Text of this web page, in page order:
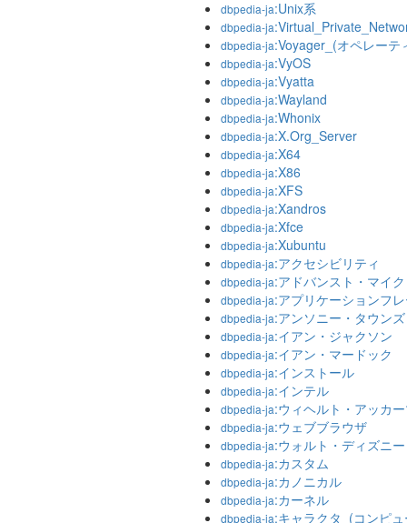
dbpedia-ja:Unix系
dbpedia-ja
dbpedia-ja:Voyager_(オペレーテ
dbpedia-ja:VyOS
dbpedia-ja:Vyatta
dbpedia-ja:Wayland
dbpedia-ja:Whonix
dbpedia-ja:X.Org_Server
dbpedia-ja:X64
dbpedia-ja:X86
dbpedia-ja:XFS
dbpedia-ja:Xandros
dbpedia-ja:Xfce
dbpedia-ja:Xubuntu
dbpedia-ja:アクセシビリティ
dbpedia-ja:アドバンスト・マイ
dbpedia-ja:アプリケーションフ
dbpedia-ja:アンソニー・タウンズ
dbpedia-ja:イアン・ジャクソン
dbpedia-ja:イアン・マードック
dbpedia-ja:インストール
dbpedia-ja:インテル
dbpedia-ja:ウィヘルト・アッカ
dbpedia-ja:ウェブブラウザ
dbpedia-ja:ウォルト・ディズニ
dbpedia-ja:カスタム
dbpedia-ja:カノニカル
dbpedia-ja:カーネル
dbpedia-ja:キャラクタ_(コンピ